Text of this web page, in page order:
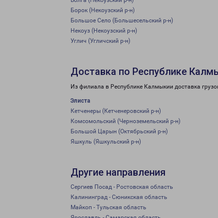
Борок (Некоузский р-н)
Большое Село (Большесельский р-н)
Некоуз (Некоузский р-н)
Углич (Угличский р-н)
Доставка по Республике
Из филиала в Республике Калмыкии доставка
Элиста
Кетченеры (Кетченеровский р-н)
Комсомольский (Черноземельский р-н)
Большой Царын (Октябрьский р-н)
Яшкуль (Яшкульский р-н)
Другие направления
Сергиев Посад - Ростовская область
Калининград - Сюникская область
Майкоп - Тульская область